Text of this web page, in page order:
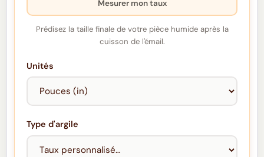
Mesurer mon taux
Prédisez la taille finale de votre pièce humide après la
cuisson de l'émail.
Unités
Type d'argile